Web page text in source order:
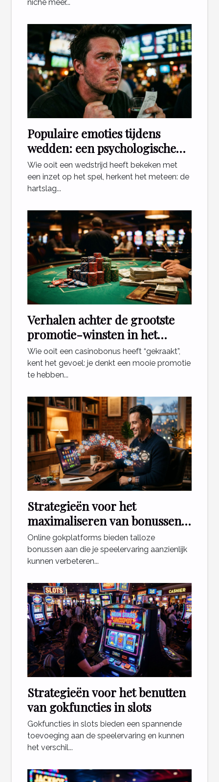
niche meer...
Populaire emoties tijdens
wedden: een psychologische
blik
Wie ooit een wedstrijd heeft bekeken met
een inzet op het spel, herkent het meteen: de
hartslag...
Verhalen achter de grootste
promotie-winsten in het
casino
Wie ooit een casinobonus heeft “gekraakt”,
kent het gevoel: je denkt een mooie promotie
te hebben...
Strategieën voor het
maximaliseren van bonussen
bij online gokplatforms
Online gokplatforms bieden talloze
bonussen aan die je speelervaring aanzienlijk
kunnen verbeteren...
Strategieën voor het benutten
van gokfuncties in slots
Gokfuncties in slots bieden een spannende
toevoeging aan de speelervaring en kunnen
het verschil...